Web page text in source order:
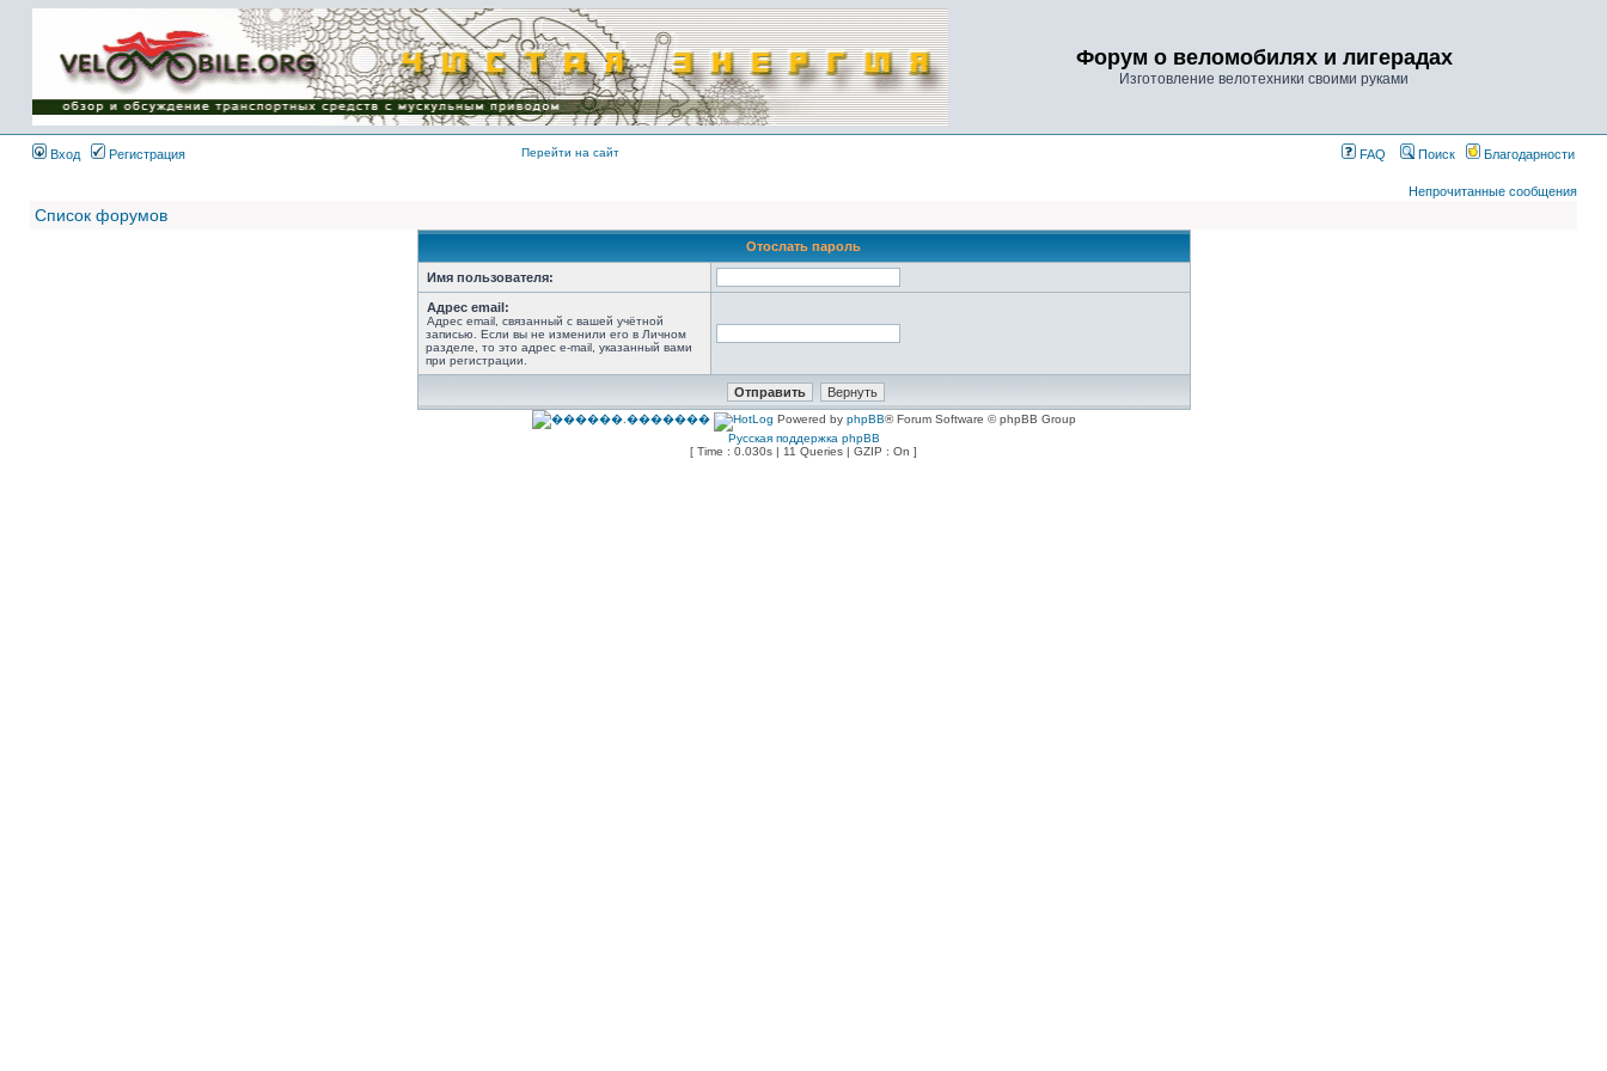
Имя пользователя:
Пароль:
{ LOG_ME_IN_SHORT
}
Форум о веломобилях и лигерадах
Изготовление велотехники своими руками
Вход Регистрация Перейти на сайт FAQ Поиск Благодарности
Непрочитанные сообщения
Список форумов
Отослать пароль
Имя пользователя:
Адрес email:
Адрес email, связанный с вашей учётной
записью. Если вы не изменили его в Личном
разделе, то это адрес e-mail, указанный вами
при регистрации.
Powered by phpBB® Forum Software © phpBB Group
Русская поддержка phpBB
[ Time : 0.030s | 11 Queries | GZIP : On ]